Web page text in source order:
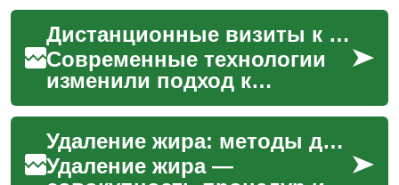
карьере в небе. Этот
процесс включает в себя к...
Дистанционные визиты к специалистам
Современные технологии
изменили подход к
получению медицинской
помощи. Теперь пациенты
могут консультироваться с
врач...
Удаление жира: методы для живота и роль лазера
Удаление жира —